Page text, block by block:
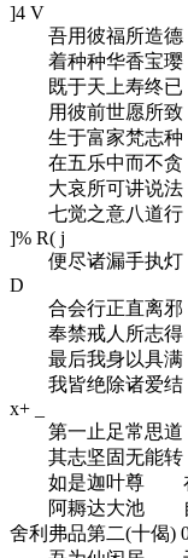
]4 V
吾用彼福所造
着种种华香宝
既于天上寿终
用彼前世愿所
生于富家梵志
在五乐中而不
大哀所可讲说
七觉之意八道
]% R( j
便尽诸漏手执
D
合会行正直离
奉禁戒人所志
最后我身以具
我皆绝除诸爱
x+ _
第一止足常思
其志坚固无能
如是迦叶尊 在
阿耨达大池 自
舍利弗品第二(十偈)